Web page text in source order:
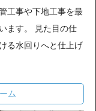
工事や下地工事を最
ます。 見た目の仕
る水回りへと仕上げ
ム